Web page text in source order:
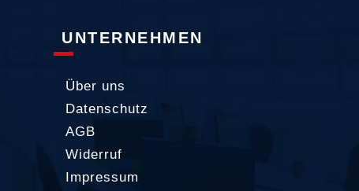
UNTERNEHMEN
Über uns
Datenschutz
AGB
Widerruf
Impressum